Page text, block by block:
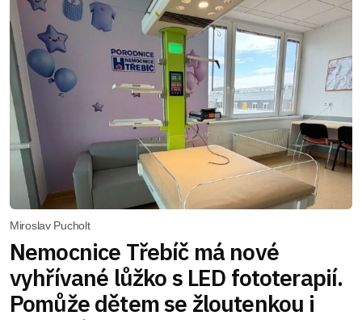
Miroslav Pucholt
Nemocnice Třebíč má nové
vyhřívané lůžko s LED fototerapií.
Pomůže dětem se žloutenkou i